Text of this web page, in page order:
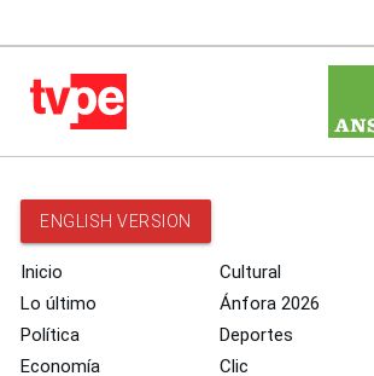
ENGLISH VERSION
Inicio
Lo último
Política
Economía
Cultural
Ánfora 2026
Deportes
Clic